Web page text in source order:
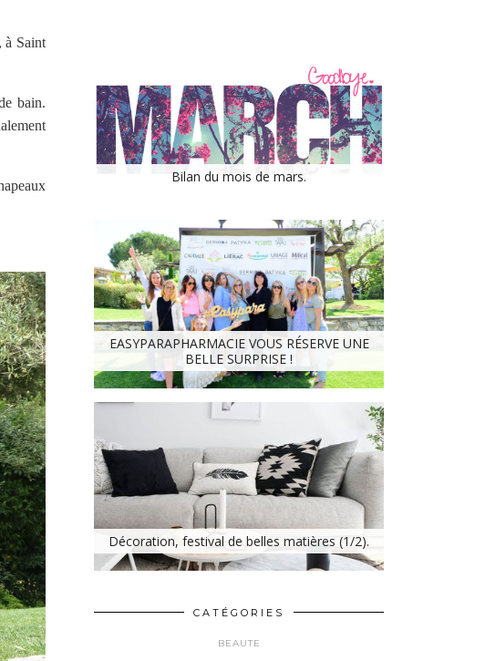
à Saint
bain.
Bilan du mois de mars.
EASYPARAPHARMACIE VOUS RÉSERVE UNE
BELLE SURPRISE !
Décoration, festival de belles matières (1/2).
CATÉGORIES
BEAUTE